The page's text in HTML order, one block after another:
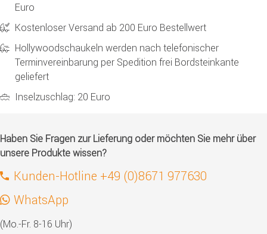
Euro
Kostenloser Versand ab 200 Euro Bestellwert
Hollywoodschaukeln werden nach telefonischer
Terminvereinbarung per Spedition frei Bordsteinkante
geliefert
Inselzuschlag: 20 Euro
Haben Sie Fragen zur Lieferung oder möchten Sie mehr über
unsere Produkte wissen?
Kunden-Hotline +49 (0)8671 977630
WhatsApp
(Mo.-Fr. 8-16 Uhr)